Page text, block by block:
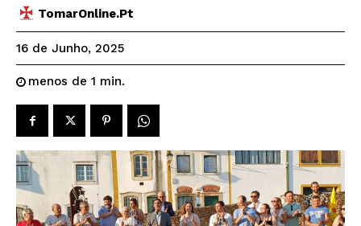
TomarOnline.pt
16 de Junho, 2025
menos de 1 min.